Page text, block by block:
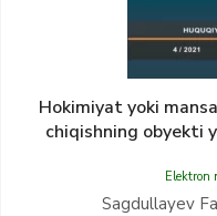
Hokimiyat yoki
chiqishning obyekti
Elektron
Sagdullayev